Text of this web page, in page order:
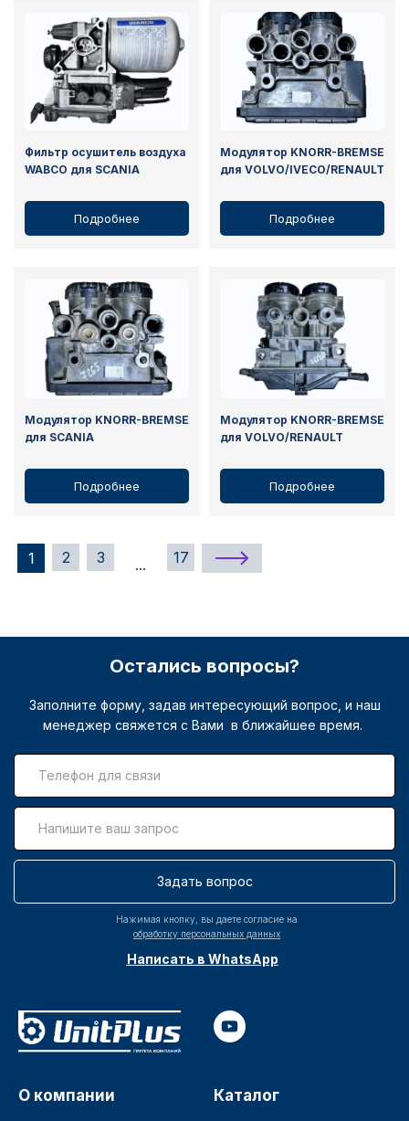
Фильтр оcушитель воздуха
WABCO для SCANIA
Подробнее
Модулятор KNORR-BREMSE
для VOLVO/IVECO/RENAULT
Подробнее
Модулятор KNORR-BREMSE
для SCANIA
Подробнее
Модулятор KNORR-BREMSE
для VOLVO/RENAULT
Подробнее
1 2 3 ... 17
Остались вопросы?
Заполните форму, задав интересующий вопрос, и наш
менеджер свяжется с Вами в ближайшее время.
Задать вопрос
Нажимая кнопку, вы даете согласие на
обработку персональных данных
Написать в WhatsApp
О компании Каталог